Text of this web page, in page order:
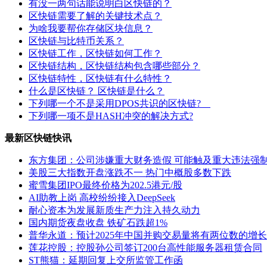
有没一两句话能说明白区快链的？
区快链需要了解的关键技术点？
为啥我要帮你存储区块信息？
区快链与比特币关系？
区快链工作，区快链如何工作？
区快链结构，区快链结构包含哪些部分？
区快链特性，区快链有什么特性？
什么是区快链？ 区快链是什么？
下列哪一个不是采用DPOS共识的区快链?
下列哪一项不是HASH冲突的解决方式?
最新区快链快讯
东方集团：公司涉嫌重大财务造假 可能触及重大违法强
美股三大指数开盘涨跌不一 热门中概股多数下跌
蜜雪集团IPO最终价格为202.5港元/股
AI助教上岗 高校纷纷接入DeepSeek
耐心资本为发展新质生产力注入持久动力
国内期货夜盘收盘 铁矿石跌超1%
普华永道：预计2025年中国并购交易量将有两位数的增长
莲花控股：控股孙公司签订200台高性能服务器租赁合同
ST熊猫：延期回复上交所监管工作函